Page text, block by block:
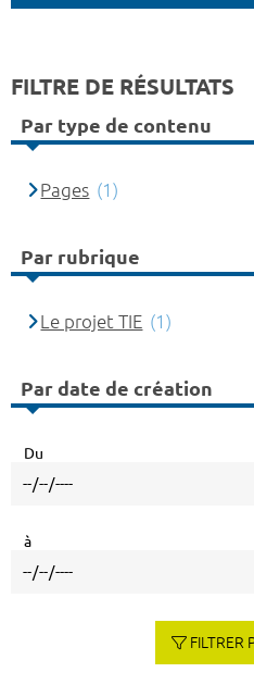
FILTRE DE RÉSULTATS
Par type de contenu
Pages (1)
Par rubrique
Le projet TIE (1)
Par date de création
Du
à
FILTRER